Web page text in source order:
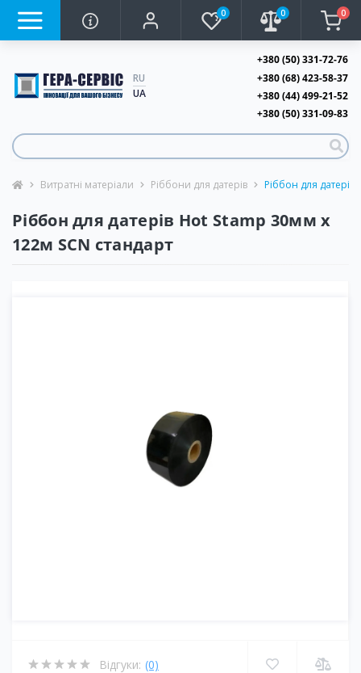
0 0 0
RU
UA
+380 (50) 331-72-76
+380 (68) 423-58-37
+380 (44) 499-21-52
+380 (50) 331-09-83
Витратні матеріали Ріббони для датерів Ріббон для
Ріббон для датерів Hot Stamp 30мм х
122м SCN стандарт
Відгуки: (0)